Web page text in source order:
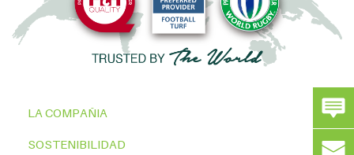
LA COMPAÑIA
SOSTENIBILIDAD